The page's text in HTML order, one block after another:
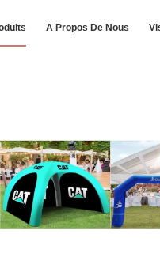
A Propos De Nous